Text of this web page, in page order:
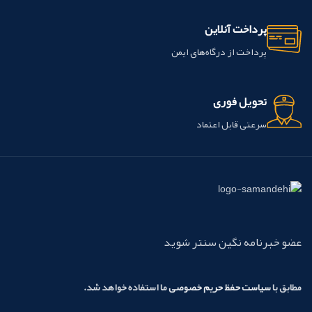
پرداخت آنلاین
پرداخت از درگاه‌های ایمن
تحویل فوری
سرعتی قابل اعتماد
عضو خبرنامه نگین سنتر شوید
مطابق باسیاست حفظ حریم خصوصیما استفاده خواهد شد.